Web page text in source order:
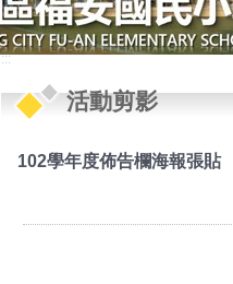
:::
活動剪影
102學年度佈告欄海報張貼